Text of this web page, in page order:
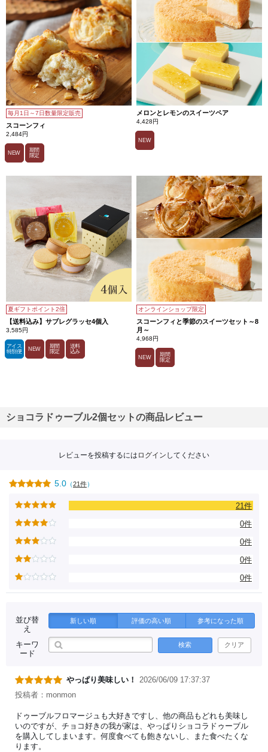
毎月1日～7日数量限定販売
スコーンフィ
2,484円
NEW
期間
限定
メロンとレモンのスイーツペア
4,428円
NEW
夏ギフトポイント2倍
【送料込み】サブレグラッセ4個入
3,585円
アイス
特別便
NEW
期間
限定
送料
込み
オンラインショップ限定
スコーンフィと季節のスイーツセット～8
月～
4,968円
NEW
期間
限定
ショコラドゥーブル2個セットの商品レビュー
レビューを投稿するには ログイン してください
5.0 （21件）
21件
0件
0件
0件
0件
並び替
え
新しい順 評価の高い順 参考になった順
キーワ
ード
検索 クリア
やっぱり美味しい！
2026/06/09 17:37:37
投稿者：monmon
ドゥーブルフロマージュも大好きですし、他の商品もどれも美味し
いのですが、チョコ好きの我が家は、やっぱりショコラドゥーブル
を購入してしまいます。何度食べても飽きないし、また食べたくな
ります。